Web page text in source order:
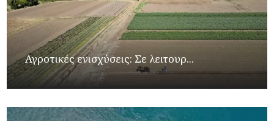
Αγροτικές ενισχύσεις: Σε λειτουρ...